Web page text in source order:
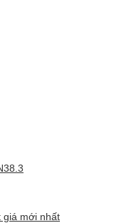
giá mới nhất